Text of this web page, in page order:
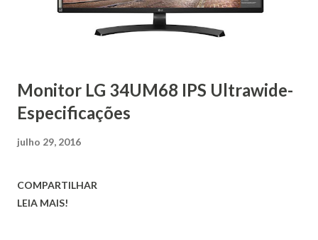
Monitor LG 34UM68 IPS Ultrawide-
Especificações
julho 29, 2016
COMPARTILHAR
LEIA MAIS!